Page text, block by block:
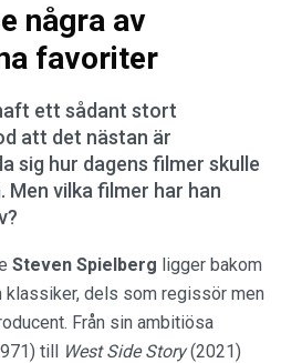
några av
favoriter
ett sådant stort
att det nästan är
sig hur dagens filmer skulle
vilka filmer har han
Steven Spielberg ligger bakom
klassiker, dels som regissör men
Från sin ambitiösa
till West Side Story(2021)